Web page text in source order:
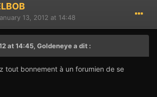
13, 2012 at 14:48
at 14:45, Goldeneye a dit :
tout bonnement à un forumien de se